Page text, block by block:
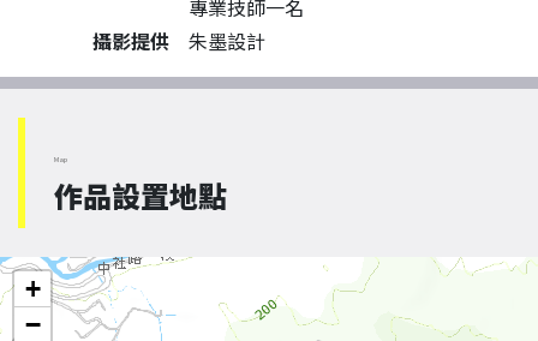
專業技師一名
攝影提供
朱墨設計
Map
作品設置地點
+
−